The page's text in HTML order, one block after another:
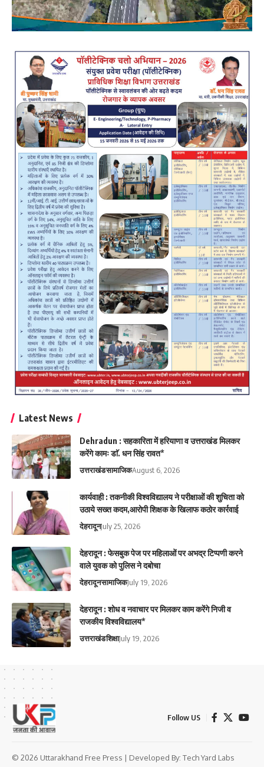
Latest News
Dehradun : सहकारिता में हरियाणा व उत्तराखंड मिलकर
करेंगे कामः डाॅ. धन सिंह रावत*
उत्तराखंडसामाजिकAugust 6, 2026
कार्यवाही : तकनीकी विश्वविद्यालय ने परीक्षाओं की शुचिता को
उठाये सख्त कदम,आरोपी शिक्षक के खिलाफ कठोर कार्रवाई
देहरादूनJuly 25, 2026
देहरादून : फेसबुक पेज पर महिलाओं पर अभद्र टिप्पणी करने
वाले युवक को पुलिस ने दबोचा
देहरादूनसामाजिकJuly 19, 2026
देहरादून : शोध व नवाचार पर मिलकर काम करेंगे निजी व
राजकीय विश्वविद्यालय*
उत्तराखंडशिक्षाJuly 19, 2026
Follow US
© 2026 Uttarakhand Free Press | Developed By: Tech Yard Labs